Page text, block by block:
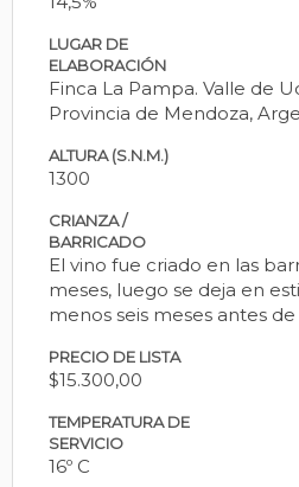
LUGAR DE
ELABORACIÓN
Finca La Pampa. Valle de
Provincia de Mendoza,
ALTURA (S.N.M.)
1300
CRIANZA /
BARRICADO
El vino fue criado en las
meses, luego se deja en
menos seis meses antes
PRECIO DE LISTA
$15.300,00
TEMPERATURA DE
SERVICIO
16º C